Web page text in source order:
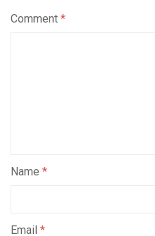
Comment *
Name *
Email *